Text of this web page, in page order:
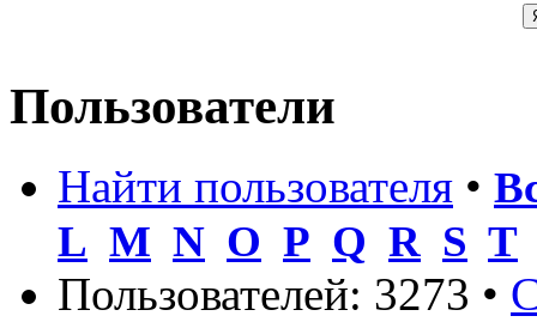
Пользователи
Найти пользователя •
L M N O P Q R S T
Пользователей: 3273 •